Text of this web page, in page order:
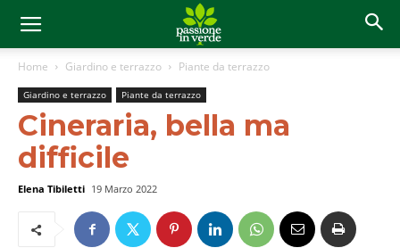
Home Giardino e terrazzo Piante da terrazzo
Giardino e terrazzo Piante da terrazzo
Cineraria, bella ma
difficile
Elena Tibiletti 19 Marzo 2022